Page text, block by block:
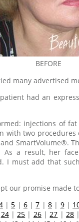
BEFORE
many advertised
had an
injections of fat
with two
SmartVolume®.
a result, her
I must add that
our promise made
| 5 | 6|7 | 8| 9|
24| 25 | 26| 27 | 28 |